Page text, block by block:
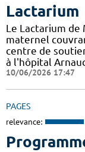
Lactarium
Le Lactarium
maternel
centre de
à l'hôpital
10/06/2026 17:47
PAGES
relevance: